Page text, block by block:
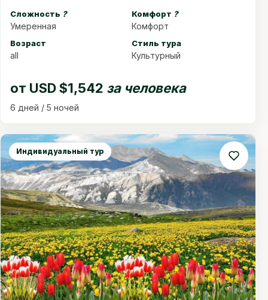
Сложность ?
Умеренная
Комфорт ?
Комфорт
Возраст
all
Стиль тура
Культурный
от USD $1,542 за человека
6 дней / 5 ночей
Индивидуальный тур